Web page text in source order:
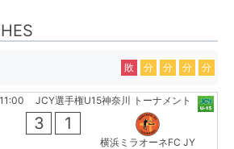
敗 分 分 分 分
JCY選手権U15神奈川 トーナメント
11:00
3 1
横浜ミラオーネFC JY